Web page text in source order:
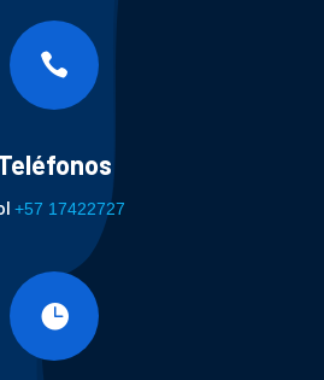

+57 17422727
